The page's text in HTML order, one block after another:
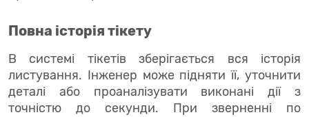
Повна історія тікету
В системі тікетів зберігається вся історія
листування. Інженер може підняти її, уточнити
деталі або проаналізувати виконані дії з
точністю до секунди. При зверненні по